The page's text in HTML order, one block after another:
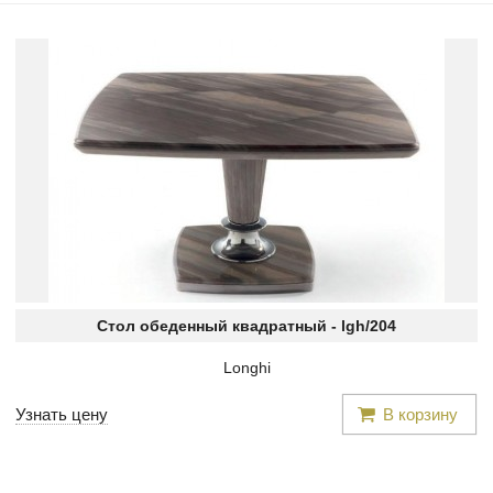
Стол обеденный квадратный - lgh/204
Longhi
Узнать цену В корзину